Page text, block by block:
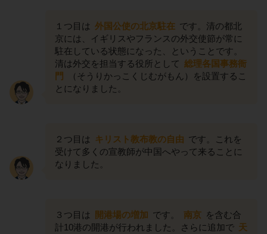
１つ目は 外国公使の北京駐在 です。清の都北
京には、イギリスやフランスの外交使節が常に
駐在している状態になった、ということです。
清は外交を担当する役所として 総理各国事務衙
門
（そうりかっこくじむがもん）を設置するこ
とになりました。
２つ目は キリスト教布教の自由 です。これを
受けて多くの宣教師が中国へやって来ることに
なりました。
３つ目は 開港場の増加 です。 南京 を含む合
計10港の開港が行われました。さらに追加で 天